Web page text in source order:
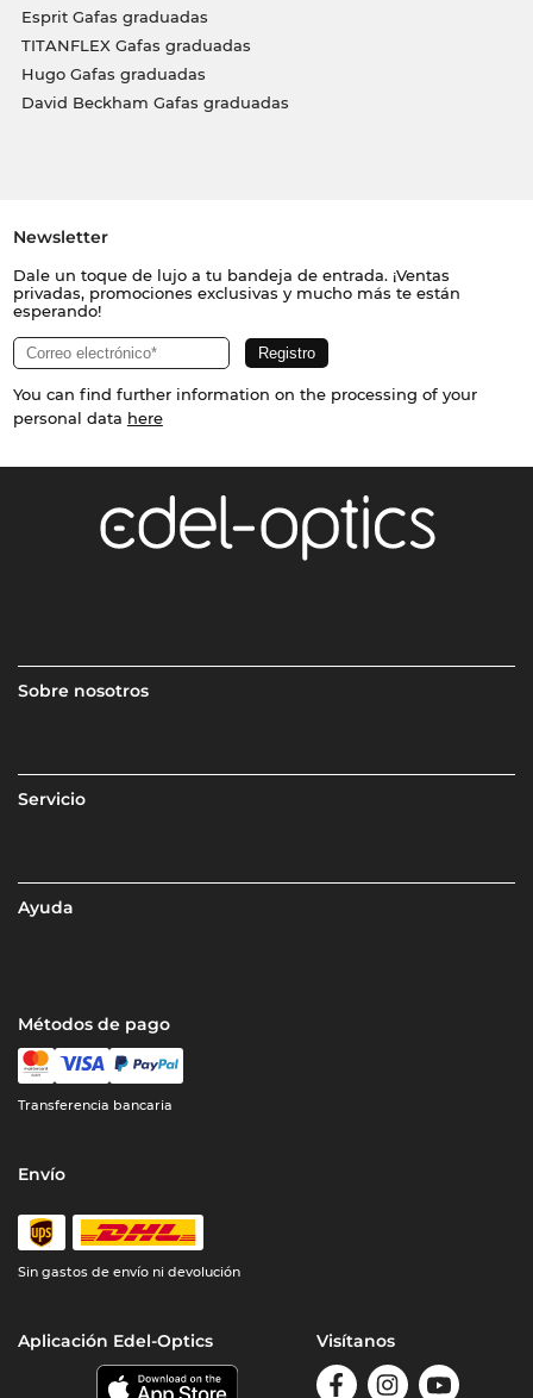
Esprit Gafas graduadas
TITANFLEX Gafas graduadas
Hugo Gafas graduadas
David Beckham Gafas graduadas
Newsletter
Dale un toque de lujo a tu bandeja de entrada. ¡Ventas
privadas, promociones exclusivas y mucho más te están
esperando!
You can find further information on the processing of your
personal data here
Sobre nosotros
Servicio
Ayuda
Métodos de pago
Transferencia bancaria
Envío
Sin gastos de envío ni devolución
Aplicación Edel-Optics Visítanos